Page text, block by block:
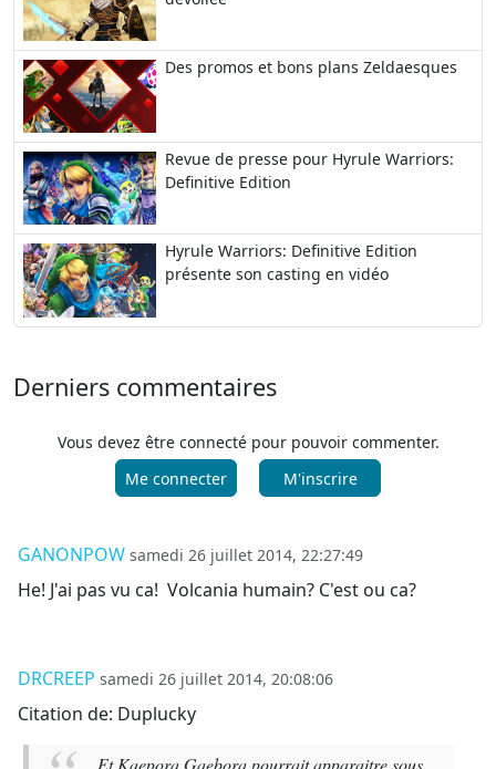
Des promos et bons plans Zeldaesques
Revue de presse pour Hyrule Warriors:
Definitive Edition
Hyrule Warriors: Definitive Edition
présente son casting en vidéo
Derniers commentaires
Vous devez être connecté pour pouvoir commenter.
Me connecter
M'inscrire
GANONPOW samedi 26 juillet 2014, 22:27:49
He! J'ai pas vu ca! Volcania humain? C'est ou ca?
DRCREEP samedi 26 juillet 2014, 20:08:06
Citation de: Duplucky
Et Kaepora Gaebora pourrait apparaitre sous